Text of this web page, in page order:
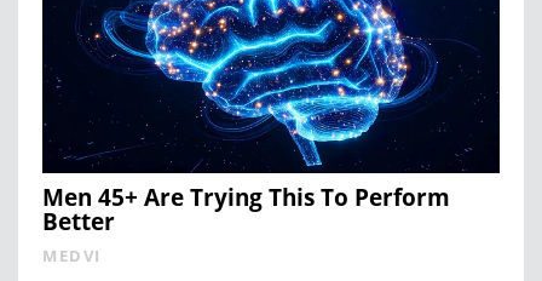
Men 45+ Are Trying This To Perform
Better
MEDVI